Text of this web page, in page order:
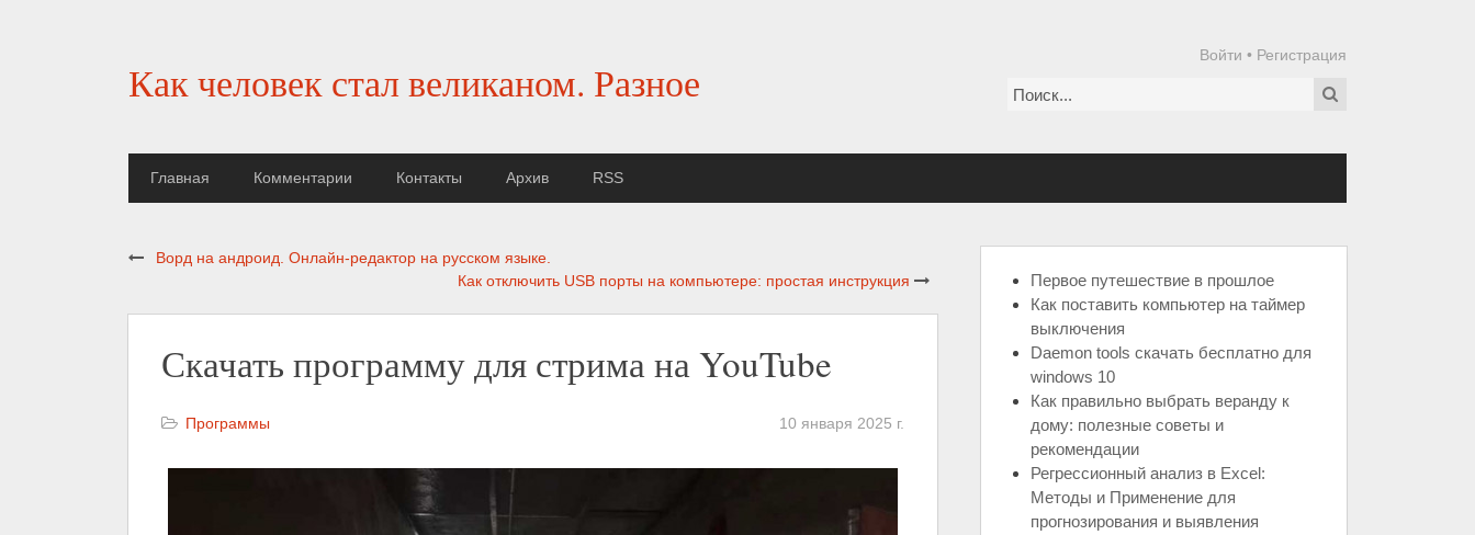
Как человек стал великаном. Разное
Войти • Регистрация
Главная Комментарии Контакты Архив RSS
Ворд на андроид. Онлайн-редактор на русском языке.
Как отключить USB порты на компьютере: простая инструкция
Скачать программу для стрима на YouTube
Программы 10 января 2025 г.
Первое путешествие в прошлое
Как поставить компьютер на таймер
выключения
Daemon tools скачать бесплатно для
windows 10
Как правильно выбрать веранду к
дому: полезные советы и
рекомендации
Регрессионный анализ в Excel:
Методы и Применение для
прогнозирования и выявления